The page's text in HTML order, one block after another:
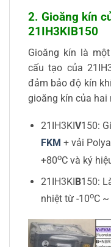
2. Gioăng kín
21IH3KIB150
Gioăng kín là
cấu tạo của
đảm bảo độ kín
gioăng kín của hai
21IH3KI V150:
FKM + vải
+80oC và ký
21IH3KIB150:
nhiệt từ -10oC ~